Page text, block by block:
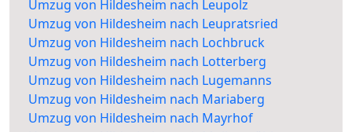
Umzug von Hildesheim nach Leupolz
Umzug von Hildesheim nach Leupratsried
Umzug von Hildesheim nach Lochbruck
Umzug von Hildesheim nach Lotterberg
Umzug von Hildesheim nach Lugemanns
Umzug von Hildesheim nach Mariaberg
Umzug von Hildesheim nach Mayrhof